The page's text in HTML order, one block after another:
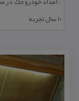
::
۱۰ سال تجربه